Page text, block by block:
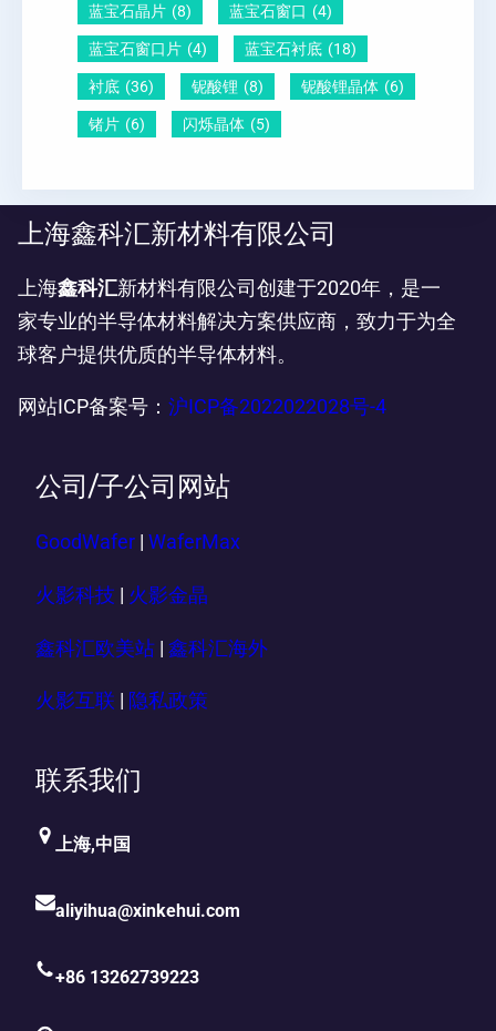
蓝宝石晶片 (8) 蓝宝石窗口 (4)
蓝宝石窗口片 (4) 蓝宝石衬底 (18)
衬底 (36) 铌酸锂 (8) 铌酸锂晶体 (6)
锗片 (6) 闪烁晶体 (5)
上海鑫科汇新材料有限公司
上海鑫科汇新材料有限公司创建于2020年，是一
家专业的半导体材料解决方案供应商，致力于为全
球客户提供优质的半导体材料。
网站ICP备案号： 沪ICP备2022022028号-4
公司/子公司网站
GoodWafer WaferMax
火影科技 火影金晶
鑫科汇欧美站 | 鑫科汇海外
火影互联 隐私政策
联系我们
上海,中国
aliyihua@xinkehui.com
+86 13262739223